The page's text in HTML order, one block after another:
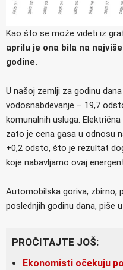
Kao što se može videti iz
aprilu je ona bila na
godine.
U našoj zemlji za godinu
vodosnabdevanje – 19,7
komunalnih usluga.
zato je cena gasa u odnosu
+0,2 odsto, što je rezultat
koje nabavljamo ovaj
Automobilska goriva, zbirno,
poslednjih godinu dana, piše
PROČITAJTE JOŠ:
Ekonomisti očekuju